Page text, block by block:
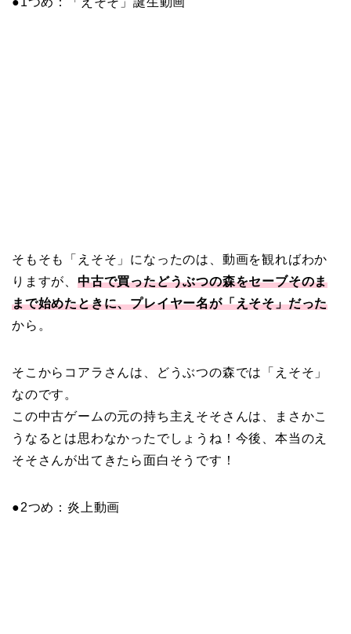
そもそも「えそそ」になったのは、動画を観ればわか
りますが、 中古で買ったどうぶつの森をセーブそのま
まで始めたときに、プレイヤー名が「えそそ」だった
から。
そこからコアラさんは、どうぶつの森では「えそそ」
なのです。
この中古ゲームの元の持ち主えそそさんは、まさかこ
うなるとは思わなかったでしょうね！今後、本当のえ
そそさんが出てきたら面白そうです！
●2つめ：炎上動画